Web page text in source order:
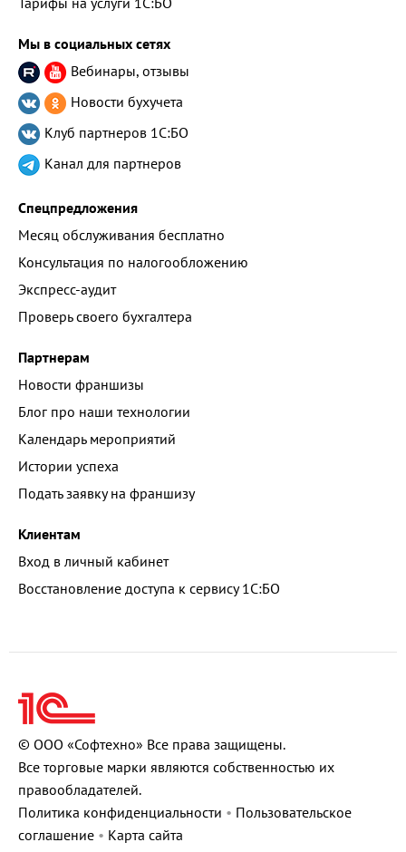
Мы в социальных сетях
Вебинары, отзывы
Новости бухучета
Клуб партнеров 1С:БО
Канал для партнеров
Спецпредложения
Месяц обслуживания бесплатно
Консультация по налогообложению
Экспресс-аудит
Проверь своего бухгалтера
Партнерам
Новости франшизы
Блог про наши технологии
Календарь мероприятий
Истории успеха
Подать заявку на франшизу
Клиентам
Вход в личный кабинет
Восстановление доступа к сервису 1С:БО
© ООО «Софтехно» Все права защищены.
Все торговые марки являются собственностью их
правообладателей.
Политика конфиденциальности • Пользовательское
соглашение • Карта сайта